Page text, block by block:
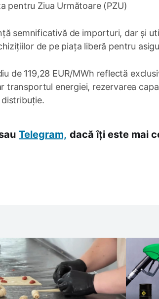
pentru Ziua Următoare (PZU)
semnificativă de importuri, dar și
de pe piața liberă pentru
de 119,28 EUR/MWh reflectă
transportul energiei, rezervarea
Telegram, dacă îți este mai